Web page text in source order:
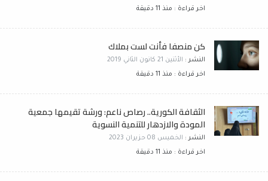
اخر قراءة : منذ 11 دقيقة
كن منصفا فأنت لست بملاك
النشر : الأثنين 21 كانون الثاني 2019
اخر قراءة : منذ 11 دقيقة
الثقافة الكورية.. رصاص ناعم: ورشة تقيمها جمعية
المودة والازدهار للتنمية النسوية
النشر : الخميس 08 حزيران 2023
اخر قراءة : منذ 11 دقيقة